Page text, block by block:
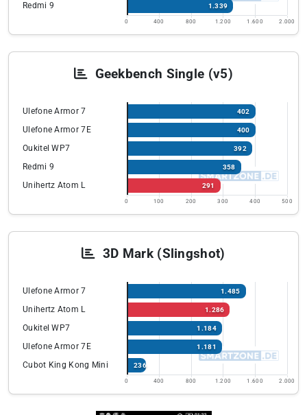
Redmi 9 1.339
0 400 800 1.200 1.600 2.000
Geekbench Single (v5)
Ulefone Armor 7 402
Ulefone Armor 7E 400
Oukitel WP7 392
Redmi 9 358
Unihertz Atom L 291
0 100 200 300 400 500
3D Mark (Slingshot)
Ulefone Armor 7 1.485
Unihertz Atom L 1.286
Oukitel WP7 1.184
Ulefone Armor 7E 1.181
Cubot King Kong Mini 236
0 400 800 1.200 1.600 2.000